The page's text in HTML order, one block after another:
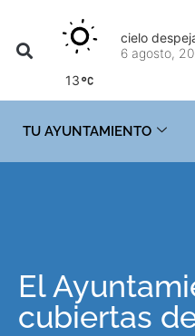
13
cielo
6 agosto,
TU AYUNTAMIENTO
El
cubiertas